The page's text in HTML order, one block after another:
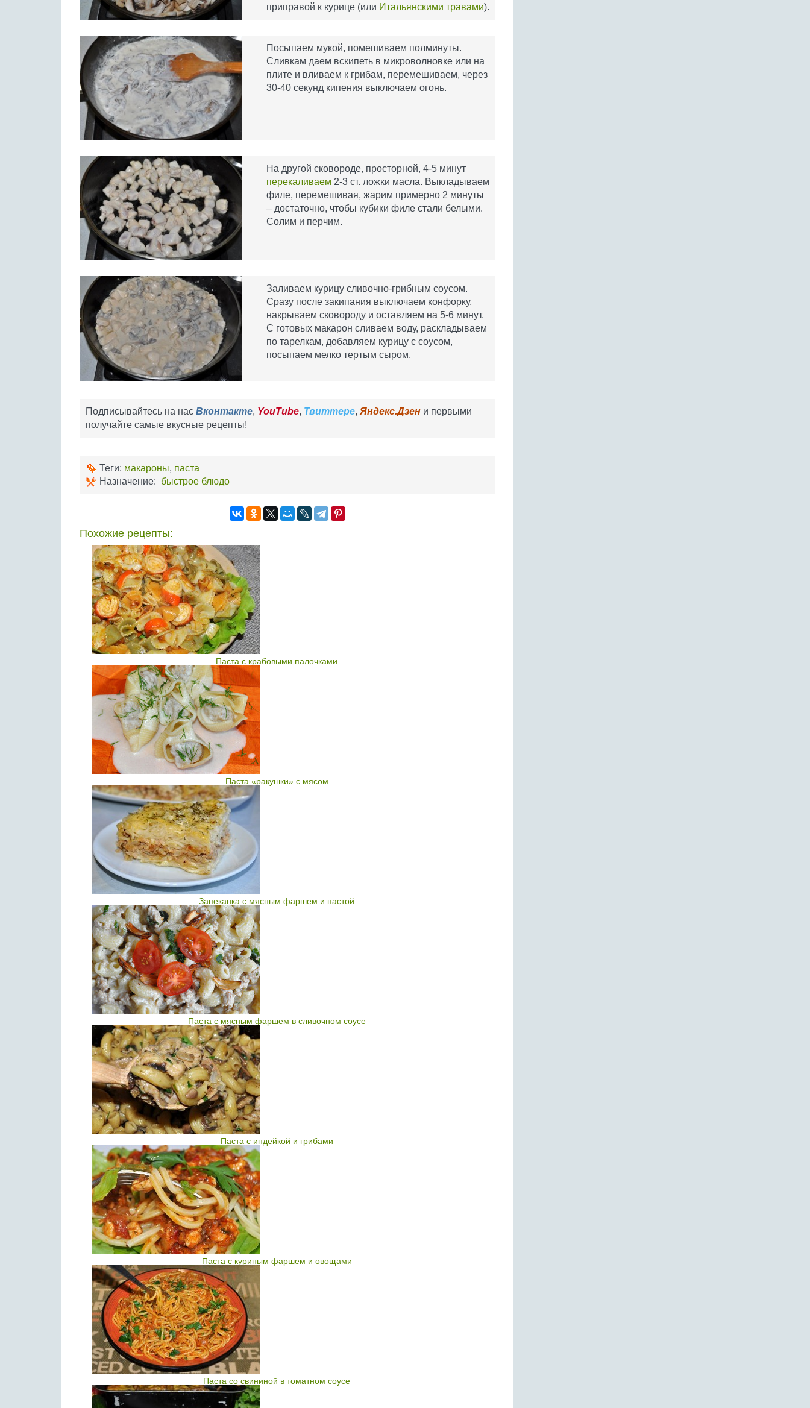
приправой к курице (или Итальянскими травами).
Посыпаем мукой, помешиваем полминуты.
Сливкам даем вскипеть в микроволновке или на
плите и вливаем к грибам, перемешиваем, через
30-40 секунд кипения выключаем огонь.
На другой сковороде, просторной, 4-5 минут
перекаливаем 2-3 ст. ложки масла. Выкладываем
филе, перемешивая, жарим примерно 2 минуты
– достаточно, чтобы кубики филе стали белыми.
Солим и перчим.
Заливаем курицу сливочно-грибным соусом.
Сразу после закипания выключаем конфорку,
накрываем сковороду и оставляем на 5-6 минут.
С готовых макарон сливаем воду, раскладываем
по тарелкам, добавляем курицу с соусом,
посыпаем мелко тертым сыром.
Подписывайтесь на нас Вконтакте, YouTube, Твиттере, Яндекс.Дзен и первыми
получайте самые вкусные рецепты!
Теги: макароны, паста
Назначение: быстрое блюдо
Похожие рецепты:
Паста с крабовыми палочками
Паста «ракушки» с мясом
Запеканка с мясным фаршем и пастой
Паста с мясным фаршем в сливочном соусе
Паста с индейкой и грибами
Паста с куриным фаршем и овощами
Паста со свининой в томатном соусе